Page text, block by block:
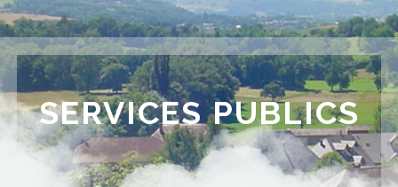
SERVICES PUBLICS